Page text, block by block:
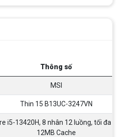
Thông số
MSI
Thin 15 B13UC-3247VN
i5-13420H, 8 nhân 12 luồng, tối đa
12MB Cache